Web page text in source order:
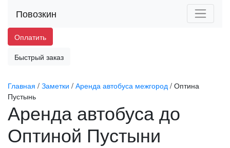
Повозкин
Оплатить
Быстрый заказ
Главная /Заметки /Аренда автобуса межгород /Оптина
Пустынь
Аренда автобуса до
Оптиной Пустыни